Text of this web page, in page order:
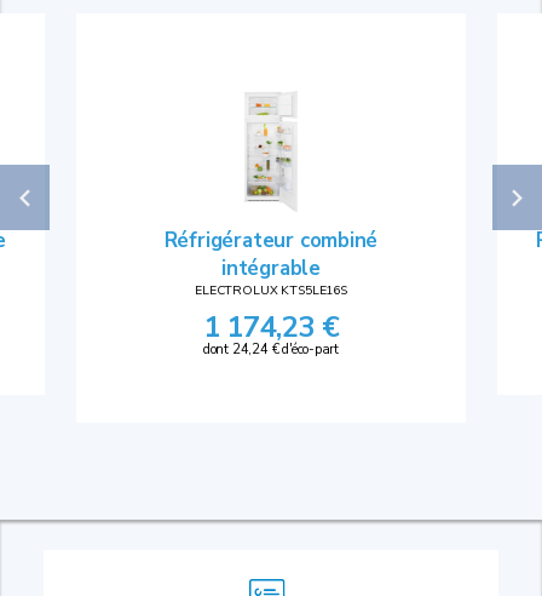
Réfrigérateur combiné
intégrable
ELECTROLUX KTS5LE16S
1 174,23 €
dont 24,24 € d'éco-part